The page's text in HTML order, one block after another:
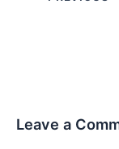
Leave a